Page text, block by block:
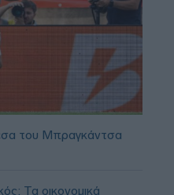
του Μπραγκάντσα
Τα οικονομικά